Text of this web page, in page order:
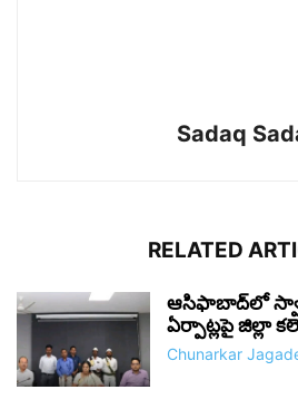
Sadaq
RELATED
ఆసిఫాబాద్‌లో
ఏర్పాట్లపై జిల్లా
Chunarkar